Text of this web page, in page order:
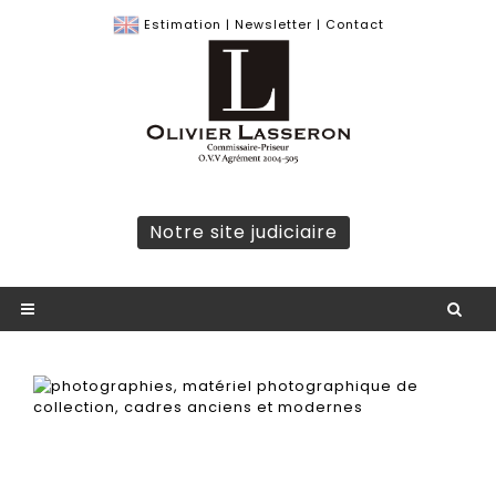
Estimation | Newsletter | Contact
Notre site judiciaire